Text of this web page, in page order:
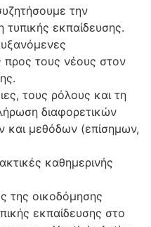
την
τυπικής εκπαίδευσης.
προς τους νέους στον
τους ρόλους και τη
διαφορετικών
και μεθόδων (επίσημων,
καθημερινής
της οικοδόμησης
εκπαίδευσης στο